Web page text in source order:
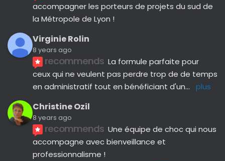
accompagner les porteurs de projets du sud de
la Métropole de Lyon !
Virginie Rolin
8 years ago
recommends La formule parfaite pour
ceux qui ne veulent pas perdre trop de de temps
en administratif tout en bénéficiant d'un... plus
Christine Ozil
8 years ago
recommends Une équipe de choc qui nous
accompagne avec bienveillance et
professionnalisme !